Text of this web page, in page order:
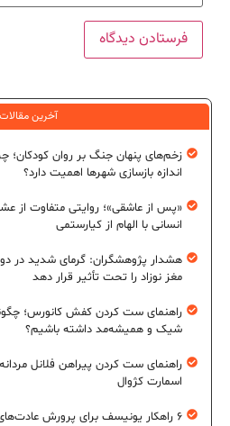
آخرین مقالات
زخم‌های پنهان جنگ بر روان کودکان؛
اندازه بازسازی شهرها اهمیت دارد؟
«پس از عاشقی»؛ روایتی متفاوت از
انسانی با الهام از کیارستمی
هشدار پژوهشگران: گرمای شدید در
مغز نوزاد را تحت تأثیر قرار دهد
شیک و همیشه‌مد داشته باشیم؟
راهنمای ست کردن پیراهن فلانل
اسمارت کژوال
۶ راهکار یونیسف برای پرورش عادت‌های غذایی سالم در کودکان